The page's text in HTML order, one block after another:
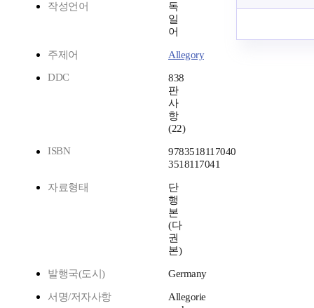
작성언어
독
일
어
주제어
Allegory
DDC
838
판
사
항
(22)
ISBN
9783518117040
3518117041
자료형태
단
행
본
(다
권
본)
발행국(도시) Germany
서명/저자사항
Allegorie